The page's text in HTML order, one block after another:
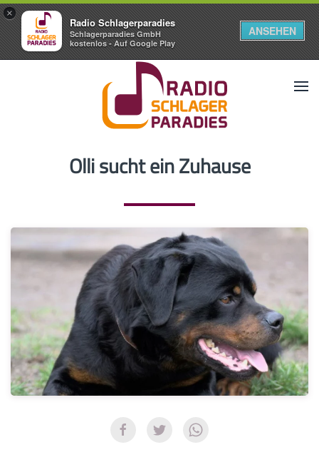
×
Radio Schlagerparadies
Schlagerparadies GmbH
kostenlos - Auf Google Play
ANSEHEN
Olli sucht ein Zuhause